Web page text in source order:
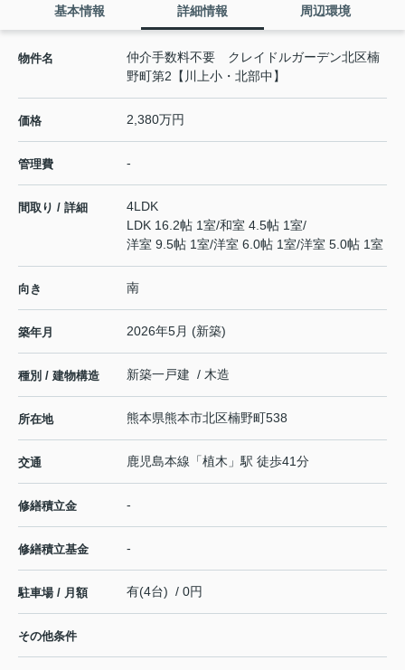
基本情報 詳細情報 周辺環境
物件名
仲介手数料不要 クレイドルガーデン北区楠
野町第2【川上小・北部中】
価格 2,380万円
管理費 -
間取り / 詳細
4LDK
LDK 16.2帖 1室/和室 4.5帖 1室/
洋室 9.5帖 1室/洋室 6.0帖 1室/洋室 5.0帖 1室
向き 南
築年月 2026年5月 (新築)
種別 / 建物構造 新築一戸建 / 木造
所在地 熊本県熊本市北区楠野町538
交通 鹿児島本線 「植木 」駅 徒歩41分
修繕積立金 -
修繕積立基金 -
駐車場 / 月額 有(4台) / 0円
その他条件